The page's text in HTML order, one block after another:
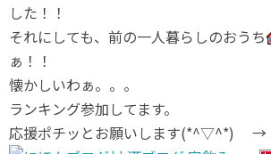
した！！
それにしても、前の一人暮らしのおうち
ぁ！！
懐かしいわぁ。。。
ランキング参加してます。
応援ポチッとお願いします(*^▽^*) →